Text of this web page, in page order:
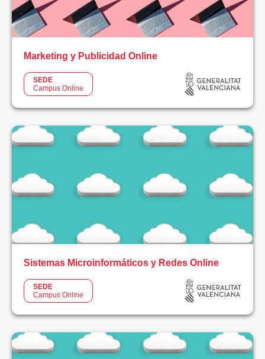
FORMACIÓN
Todos
Formativo
FP
Básica
Estudios
TEMÁTICA
Educación
Ingeniería
Logística
Marketing y Publicidad Online
SEDE
Campus Online
Sistemas Microinformáticos y Redes Online
SEDE
Campus Online